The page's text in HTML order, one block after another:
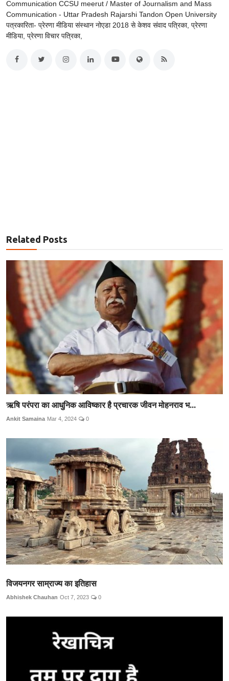
Communication CCSU meerut / Master of Journalism and Mass
Communication - Uttar Pradesh Rajarshi Tandon Open University
पत्रकारिता- प्रेरणा मीडिया संस्थान नोएडा 2018 से केशव संवाद पत्रिका, प्रेरणा
मीडिया, प्रेरणा विचार पत्रिका,
Related Posts
ऋषि परंपरा का आधुनिक आविष्कार है प्रचारक जीवन मोहनराव भ...
Ankit Samaina Mar 4, 2024 0
विजयनगर साम्राज्य का इतिहास
Abhishek Chauhan Oct 7, 2023 0